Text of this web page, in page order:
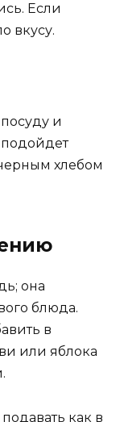
Если
вкусу.
и
хлебом
она
блюда.
в
или яблока
как в